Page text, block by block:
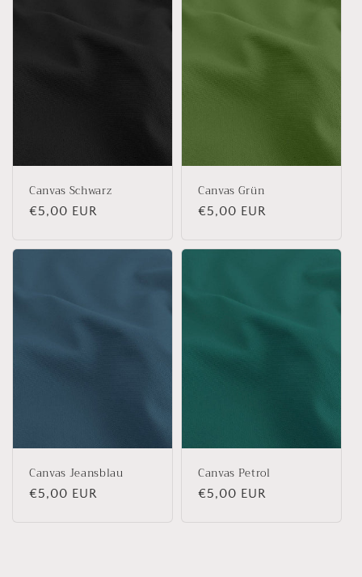
Canvas Schwarz
Normaler
€5,00 EUR
Canvas Grün
Normaler
€5,00 EUR
Canvas Jeansblau
Normaler
€5,00 EUR
Canvas Petrol
Normaler
€5,00 EUR